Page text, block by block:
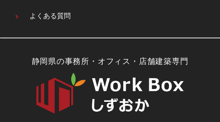
よくある質問
静岡県の事務所・オフィス・店舗建築専門